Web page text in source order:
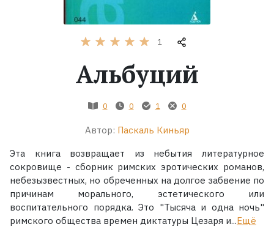
1
Альбуций
0 0 1 0
Автор: Паскаль Киньяр
Эта книга возвращает из небытия литературное
сокровище - сборник римских эротических романов,
небезызвестных, но обреченных на долгое забвение по
причинам морального, эстетического или
воспитательного порядка. Это "Тысяча и одна ночь"
римского общества времен диктатуры Цезаря и...Ещё